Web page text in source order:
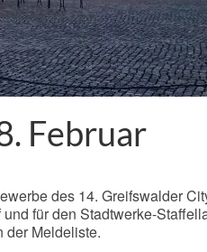
Februar
des 14. Greifswalder
für den Stadtwerke-
der Meldeliste.